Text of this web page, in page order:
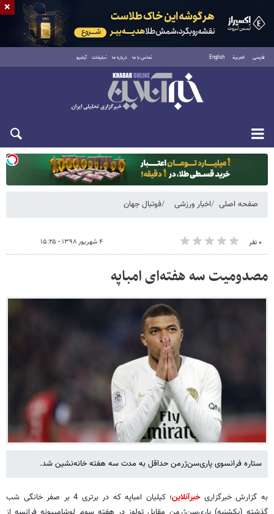
فارسی العربية English تماس با ما درباره ما تبلیغات آرشیو
یکشنبه ۱۸ مرداد ۱۴۰۵
صفحه اصلی اخبار ورزشی فوتبال جهان
۰ نفر ۴ شهریور ۱۳۹۸ - ۱۵:۲۵
مصدومیت سه هفته‌ای امباپه
ستاره فرانسوی پاری‌سن‌ژرمن حداقل به مدت سه هفته خانه‌نشین شد.
به گزارش خبرگزاریخبرآنلاین
؛ کیلیان امباپه که در برتری 4 بر صفر خانگی شب
×